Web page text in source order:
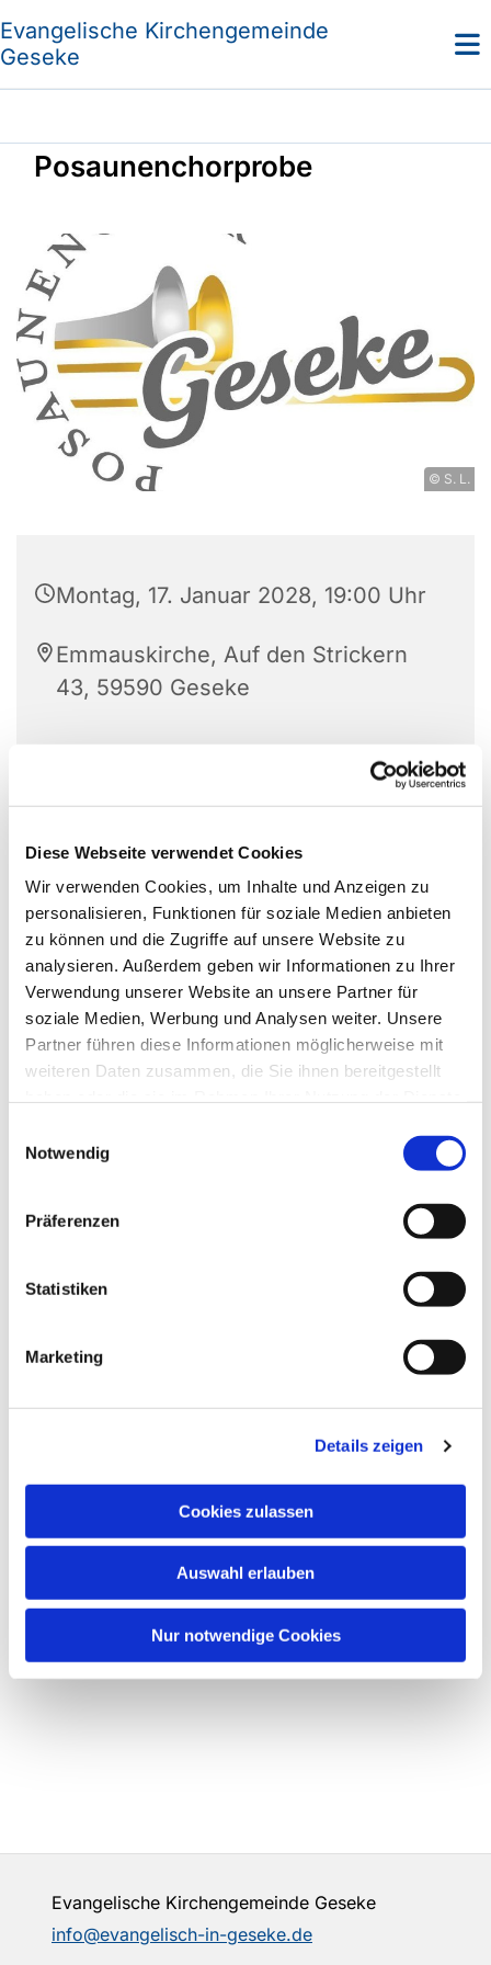
Diese Webseite verwendet Cookies
Wir verwenden Cookies, um Inhalte und Anzeigen zu
personalisieren, Funktionen für soziale Medien anbieten
zu können und die Zugriffe auf unsere Website zu
analysieren. Außerdem geben wir Informationen zu Ihrer
Verwendung unserer Website an unsere Partner für
soziale Medien, Werbung und Analysen weiter. Unsere
Partner führen diese Informationen möglicherweise mit
weiteren Daten zusammen, die Sie ihnen bereitgestellt
Notwendig
Präferenzen
Statistiken
Marketing
Details zeigen
Cookies zulassen
Auswahl erlauben
Nur notwendige Cookies
Evangelische Kirchengemeinde
Geseke
Posaunenchorprobe
© S. L.
Montag, 17. Januar 2028, 19:00 Uhr
Emmauskirche, Auf den Strickern
43, 59590 Geseke
Evangelische Kirchengemeinde Geseke
info@evangelisch-in-geseke.de